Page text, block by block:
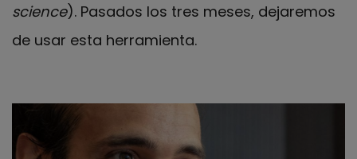
science). Pasados los tres meses, dejaremos
de usar esta herramienta.